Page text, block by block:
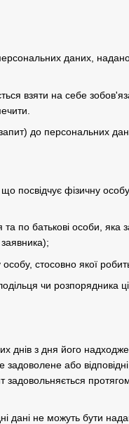
даних,
взяти на себе
до персональних
посвідчує фізичну
по батькові особи, яка
стосовно якої
чи розпорядника
днів з дня його
або
задовольняється
дані не можуть бути